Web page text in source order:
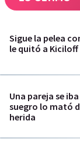
Sigue la pelea
le quitó a
Una pareja se
suegro lo mató
herida